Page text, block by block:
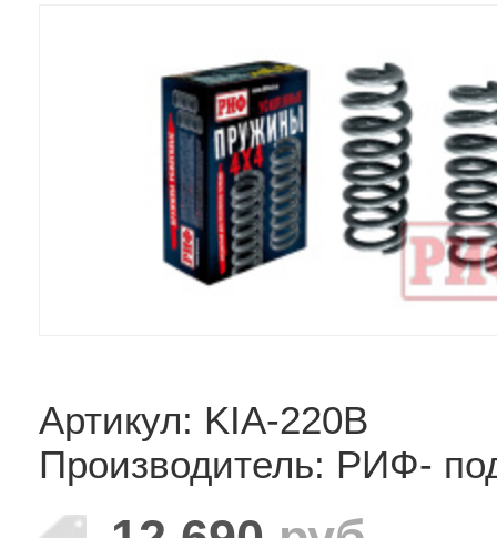
Артикул: KIA-220B
Производитель: РИФ-